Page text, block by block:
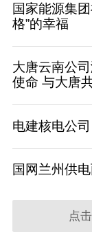
国家能源集
格”的幸福
大唐云南公
使命 与大唐
电建核电公
国网兰州供
点